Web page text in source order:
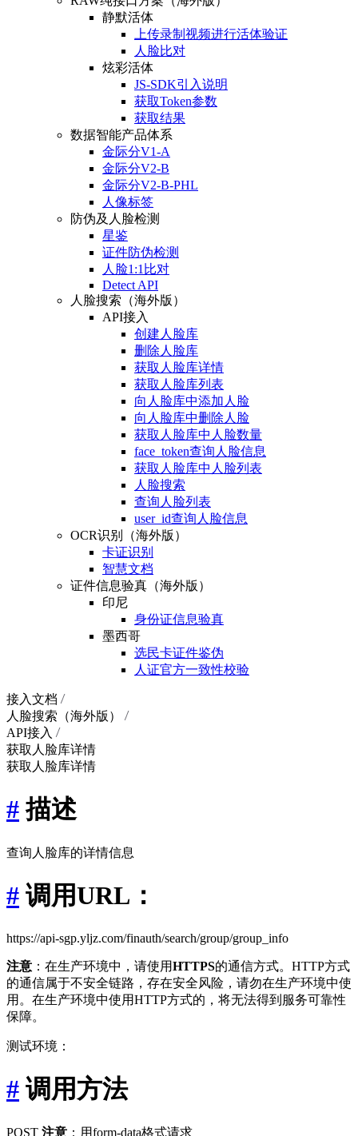
静默活体
上传录制视频进行活体验证
人脸比对
炫彩活体
JS-SDK引入说明
获取Token参数
获取结果
数据智能产品体系
金际分V1-A
金际分V2-B
金际分V2-B-PHL
人像标签
防伪及人脸检测
星鉴
证件防伪检测
人脸1:1比对
Detect API
人脸搜索（海外版）
API接入
创建人脸库
删除人脸库
获取人脸库详情
获取人脸库列表
向人脸库中添加人脸
向人脸库中删除人脸
获取人脸库中人脸数量
face_token查询人脸信息
获取人脸库中人脸列表
人脸搜索
查询人脸列表
user_id查询人脸信息
OCR识别（海外版）
卡证识别
智慧文档
证件信息验真（海外版）
印尼
身份证信息验真
墨西哥
选民卡证件鉴伪
人证官方一致性校验
接入文档
人脸搜索（海外版）
API接入
获取人脸库详情
获取人脸库详情
# 描述
查询人脸库的详情信息
# 调用URL：
https://api-sgp.yljz.com/finauth/search/group/group_info
注意 ：在生产环境中，请使用HTTPS的通信方式。HTTP方式
的通信属于不安全链路，存在安全风险，请勿在生产环境中使
用。在生产环境中使用HTTP方式的，将无法得到服务可靠性
保障。
测试环境：
# 调用方法
POST 注意 ：用form-data格式请求